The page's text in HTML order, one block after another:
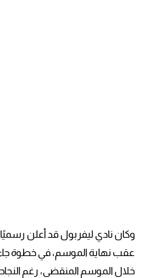
وكان نادي ليفربول قد أعلن
عقب نهاية الموسم، في خطوة
خلال الموسم المنقضي، رغم